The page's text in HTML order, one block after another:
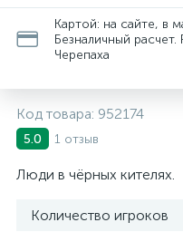
Картой: на сайте, в
Безналичный
Черепаха
Код товара: 952174
5.0 1 отзыв
Люди в чёрных кителях.
Количество игроков